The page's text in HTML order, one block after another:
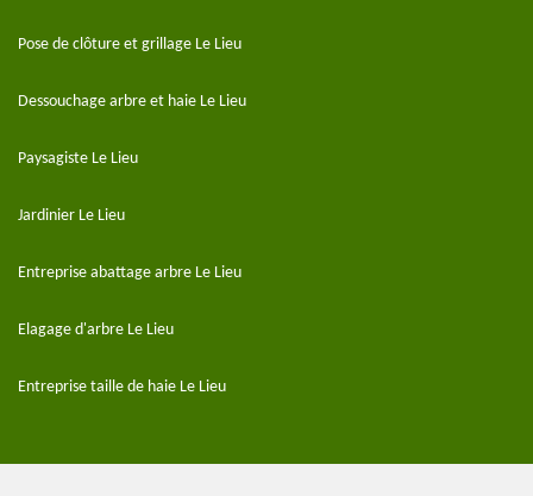
Pose de clôture et grillage Le Lieu
Dessouchage arbre et haie Le Lieu
Paysagiste Le Lieu
Jardinier Le Lieu
Entreprise abattage arbre Le Lieu
Elagage d'arbre Le Lieu
Entreprise taille de haie Le Lieu